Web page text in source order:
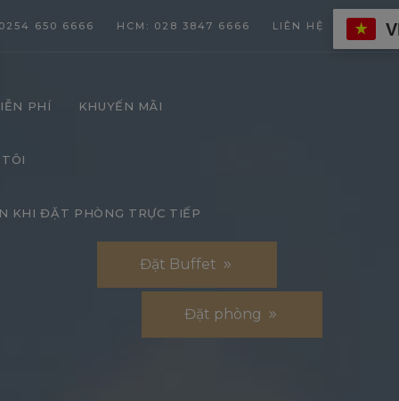
650 6666 HCM: 028 3847 6666 LIÊN HỆ
PHÍ KHUYẾN MÃI
KHI ĐẶT PHÒNG TRỰC TIẾP
Đặt Buffet
Đặt phòng